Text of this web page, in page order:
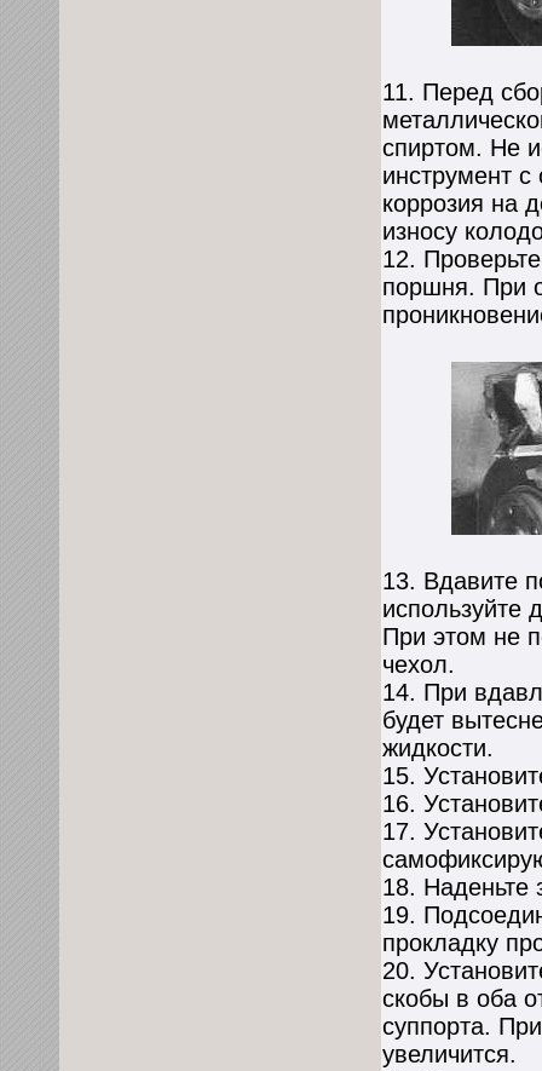
11. Перед
спиртом. Не
инструмент
коррозия на
износу
12.
поршня. При
13. Вдавите
используйте
При этом не
чехол.
14. При
будет
жидкости.
15.
16.
17.
18.
19.
прокладку
20.
скобы в оба
суппорта.
увеличится.